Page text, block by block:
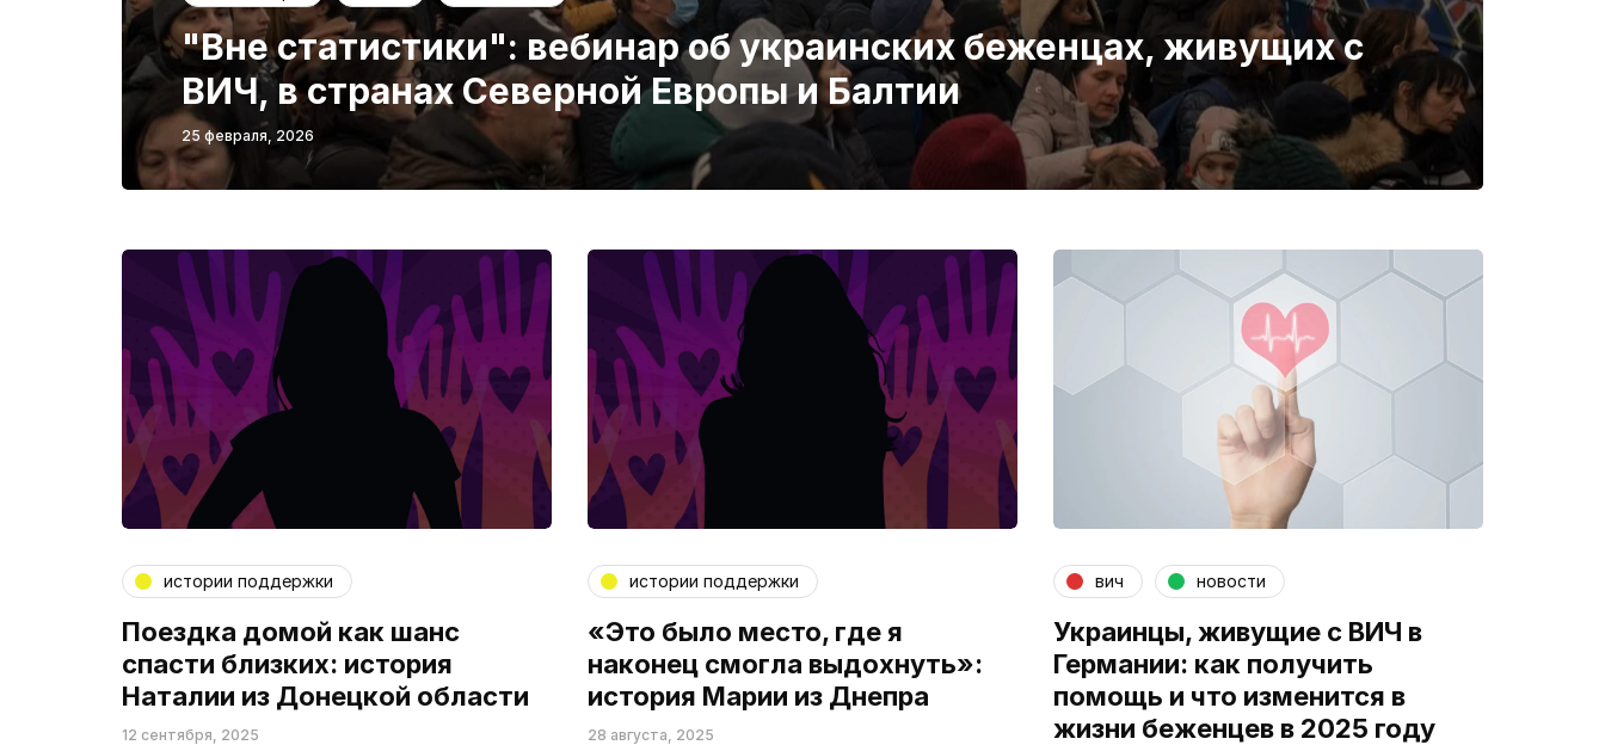
"Вне статистики": вебинар об украинских беженцах, живущих с
ВИЧ, в странах Северной Европы и Балтии
25 февраля, 2026
истории поддержки
Поездка домой как шанс
спасти близких: история
Наталии из Донецкой области
12 сентября, 2025
истории поддержки
«Это было место, где я
наконец смогла выдохнуть»:
история Марии из Днепра
28 августа, 2025
вич новости
Украинцы, живущие с ВИЧ в
Германии: как получить
помощь и что изменится в
жизни беженцев в 2025 году